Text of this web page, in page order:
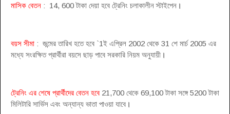
মাসিক বেতন : 14, 600 টাকা দেয়া হবে ট্রেনিং চলাকালীন স্টাইপেন ।
বয়স সীমা : জন্মের তারিখ হতে হবে `1ই এপ্রিল 2002 থেকে 31 শে মার্চ 2005 এর
মধ্যে সংরক্ষিত প্রার্থীরা বয়সে ছাড় পাবে সরকারি নিয়ম অনুযায়ী ।
ট্রেনিং এর শেষে প্রার্থীদের বেতন হবে 21,700 থেকে 69,100 টাকা সঙ্গে 5200 টাকা
মিলিটারি সার্ভিস এবং অন্যান্য ভাতা পাওয়া যাবে ।